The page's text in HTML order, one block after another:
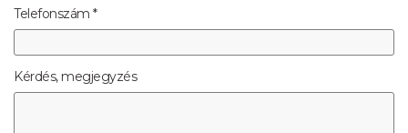
Telefonszám *
Kérdés, megjegyzés